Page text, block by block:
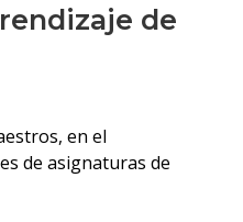
de
en el
de asignaturas de